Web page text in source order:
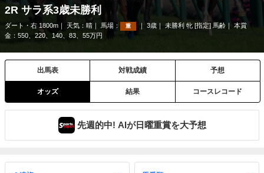
2R サラ系3歳未勝利
ダート・右 1800m 天気： 晴 馬場： 重 3歳 未勝利 牝 [指定] 馬齢
本賞
金：550、220、140、83、55万円
出馬表 対戦成績 予想
オッズ 結果 コースレコード
先週的中! AIが日曜重賞を大予想